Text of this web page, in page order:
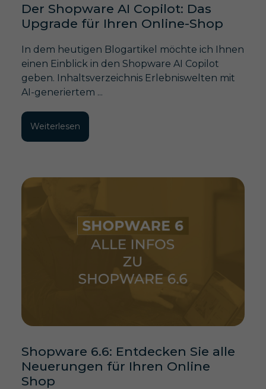
Der Shopware AI Copilot: Das
Upgrade für Ihren Online-Shop
In dem heutigen Blogartikel möchte ich Ihnen
einen Einblick in den Shopware AI Copilot
geben. Inhaltsverzeichnis Erlebniswelten mit
AI-generiertem ...
Weiterlesen
Shopware 6.6: Entdecken Sie alle
Neuerungen für Ihren Online
Shop